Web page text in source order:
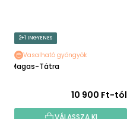
2+1 INGYENES
Vasalható gyöngyök
Magas-Tátra
10 900 Ft-tól